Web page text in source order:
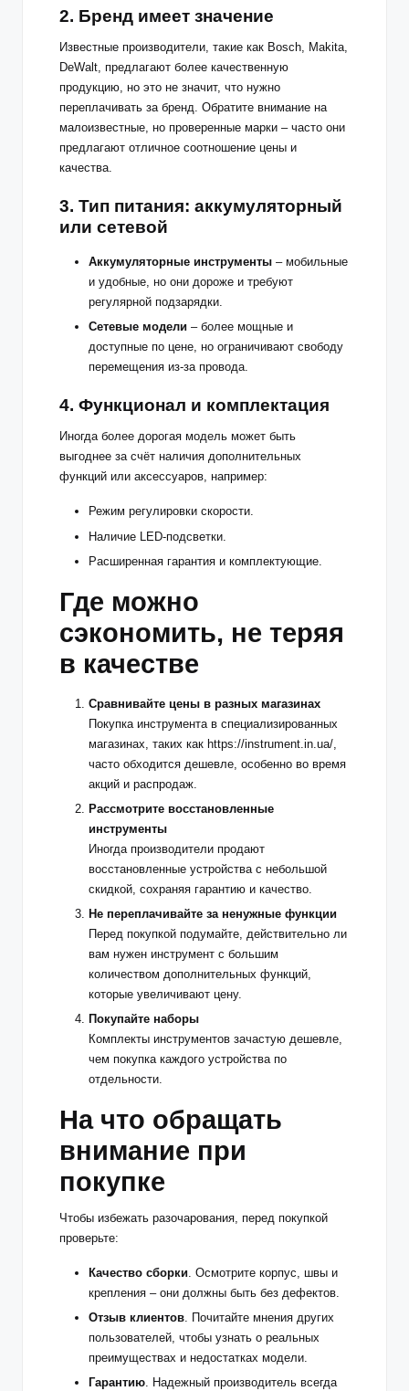
2. Бренд имеет значение
Известные производители, такие как Bosch, Makita,
DeWalt, предлагают более качественную
продукцию, но это не значит, что нужно
переплачивать за бренд. Обратите внимание на
малоизвестные, но проверенные марки – часто они
предлагают отличное соотношение цены и
качества.
3. Тип питания: аккумуляторный
или сетевой
Аккумуляторные инструменты – мобильные
и удобные, но они дороже и требуют
регулярной подзарядки.
Сетевые модели – более мощные и
доступные по цене, но ограничивают свободу
перемещения из-за провода.
4. Функционал и комплектация
Иногда более дорогая модель может быть
выгоднее за счёт наличия дополнительных
функций или аксессуаров, например:
Режим регулировки скорости.
Наличие LED-подсветки.
Расширенная гарантия и комплектующие.
Где можно
сэкономить, не теряя
в качестве
Сравнивайте цены в разных магазинах
Покупка инструмента в специализированных
магазинах, таких как https://instrument.in.ua/,
часто обходится дешевле, особенно во время
акций и распродаж.
Рассмотрите восстановленные
инструменты
Иногда производители продают
восстановленные устройства с небольшой
скидкой, сохраняя гарантию и качество.
Не переплачивайте за ненужные функции
Перед покупкой подумайте, действительно ли
вам нужен инструмент с большим
количеством дополнительных функций,
которые увеличивают цену.
Покупайте наборы
Комплекты инструментов зачастую дешевле,
чем покупка каждого устройства по
отдельности.
На что обращать
внимание при
покупке
Чтобы избежать разочарования, перед покупкой
проверьте:
Качество сборки . Осмотрите корпус, швы и
крепления – они должны быть без дефектов.
Отзыв клиентов. Почитайте мнения других
пользователей, чтобы узнать о реальных
преимуществах и недостатках модели.
Гарантию. Надежный производитель всегда